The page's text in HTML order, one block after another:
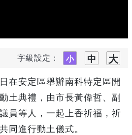
字級設定：
在安定區舉辦南科特定區開
土典禮，由市長黃偉哲、副
員等人，一起上香祈福，祈
同進行動土儀式。